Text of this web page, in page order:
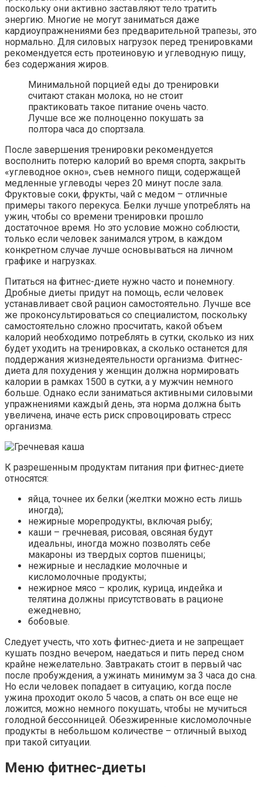
поскольку они активно заставляют тело тратить
энергию. Многие не могут заниматься даже
кардиоупражнениями без предварительной трапезы, это
нормально. Для силовых нагрузок перед тренировками
рекомендуется есть протеиновую и углеводную пищу,
без содержания жиров.
Минимальной порцией еды до тренировки
считают стакан молока, но не стоит
практиковать такое питание очень часто.
Лучше все же полноценно покушать за
полтора часа до спортзала.
После завершения тренировки рекомендуется
восполнить потерю калорий во время спорта, закрыть
«углеводное окно», съев немного пищи, содержащей
медленные углеводы через 20 минут после зала.
Фруктовые соки, фрукты, чай с медом – отличные
примеры такого перекуса. Белки лучше употреблять на
ужин, чтобы со времени тренировки прошло
достаточное время. Но это условие можно соблюсти,
только если человек занимался утром, в каждом
конкретном случае лучше основываться на личном
графике и нагрузках.
Питаться на фитнес-диете нужно часто и понемногу.
Дробные диеты придут на помощь, если человек
устанавливает свой рацион самостоятельно. Лучше все
же проконсультироваться со специалистом, поскольку
самостоятельно сложно просчитать, какой объем
калорий необходимо потреблять в сутки, сколько из них
будет уходить на тренировках, а сколько останется для
поддержания жизнедеятельности организма. Фитнес-
диета для похудения у женщин должна нормировать
калории в рамках 1500 в сутки, а у мужчин немного
больше. Однако если заниматься активными силовыми
упражнениями каждый день, эта норма должна быть
увеличена, иначе есть риск спровоцировать стресс
организма.
К разрешенным продуктам питания при фитнес-диете
относятся:
яйца, точнее их белки (желтки можно есть лишь
иногда);
нежирные морепродукты, включая рыбу;
каши – гречневая, рисовая, овсяная будут
идеальны, иногда можно позволять себе
макароны из твердых сортов пшеницы;
нежирные и несладкие молочные и
кисломолочные продукты;
нежирное мясо – кролик, курица, индейка и
телятина должны присутствовать в рационе
ежедневно;
бобовые.
Следует учесть, что хоть фитнес-диета и не запрещает
кушать поздно вечером, наедаться и пить перед сном
крайне нежелательно. Завтракать стоит в первый час
после пробуждения, а ужинать минимум за 3 часа до сна.
Но если человек попадает в ситуацию, когда после
ужина проходит около 5 часов, а спать он все еще не
ложится, можно немного покушать, чтобы не мучиться
голодной бессонницей. Обезжиренные кисломолочные
продукты в небольшом количестве – отличный выход
при такой ситуации.
Меню фитнес-диеты